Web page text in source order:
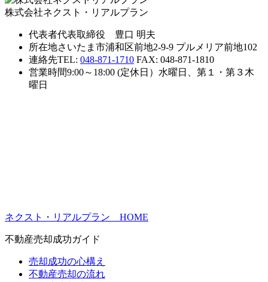
株式会社ネクスト・リアルプラン
代表者代表取締役 豊口 明夫
所在地さいたま市浦和区前地2-9-9 プルメリア前地102
連絡先TEL: 048-871-1710 FAX: 048-871-1810
営業時間9:00～18:00 (定休日）水曜日、第１・第３木
曜日
ネクスト・リアルプラン HOME
不動産売却成功ガイド
売却成功の心構え
不動産売却の流れ